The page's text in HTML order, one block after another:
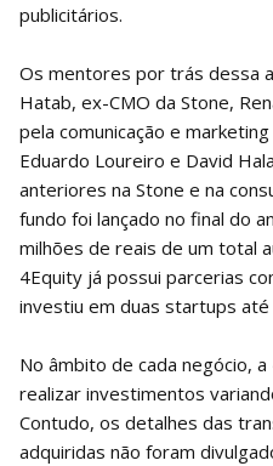
publicitários.
Os mentores por trás dessa
Hatab, ex-CMO da Stone,
pela comunicação e
Eduardo Loureiro e David
anteriores na Stone e na
fundo foi lançado no final do
milhões de reais de um total
4Equity já possui parcerias
investiu em duas startups até
No âmbito de cada negócio,
realizar investimentos
Contudo, os detalhes das
adquiridas não foram